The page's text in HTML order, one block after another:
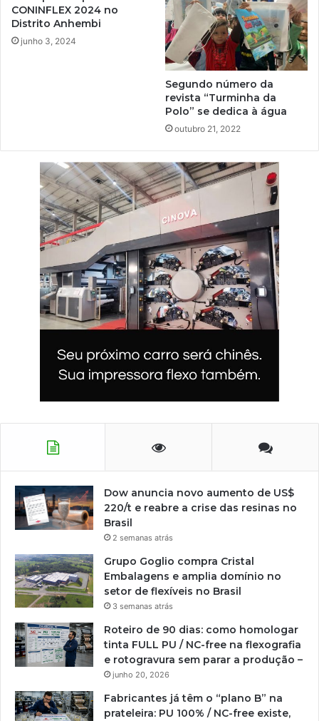
CONINFLEX 2024 no
Distrito Anhembi
junho 3, 2024
Segundo número da
revista “Turminha da
Polo” se dedica à água
outubro 21, 2022
Dow anuncia novo aumento de US$
220/t e reabre a crise das resinas no
Brasil
2 semanas atrás
Grupo Goglio compra Cristal
Embalagens e amplia domínio no
setor de flexíveis no Brasil
3 semanas atrás
Roteiro de 90 dias: como homologar
tinta FULL PU / NC-free na flexografia
e rotogravura sem parar a produção –
junho 20, 2026
Fabricantes já têm o “plano B” na
prateleira: PU 100% / NC-free existe,